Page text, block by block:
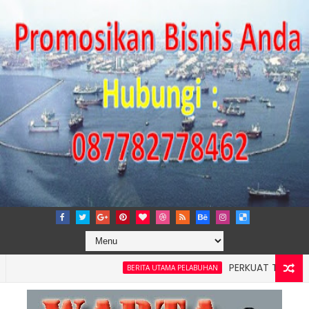
BERITA UTAMA PELABUHAN PERKUAT TATA KELOLA